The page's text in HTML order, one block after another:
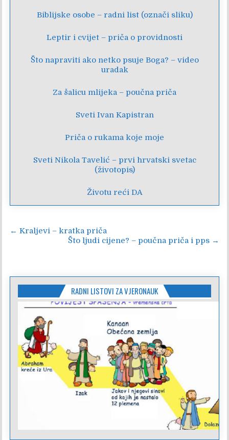
Biblijske osobe – radni list (označi sliku)
Leptir i cvijet – priča o providnosti
Što napraviti ako netko psuje Boga? – video
uradak
Za šalicu mlijeka – poučna priča
Sveti Ivan Kapistran
Priča o rukama koje moje
Sveti Nikola Tavelić – prvi hrvatski svetac
(životopis)
Životu reći DA
Navigacija
← Kraljevi – kratka priča
Što ljudi cijene? – poučna priča i pps →
RADNI LISTOVI ZA VJERONAUK